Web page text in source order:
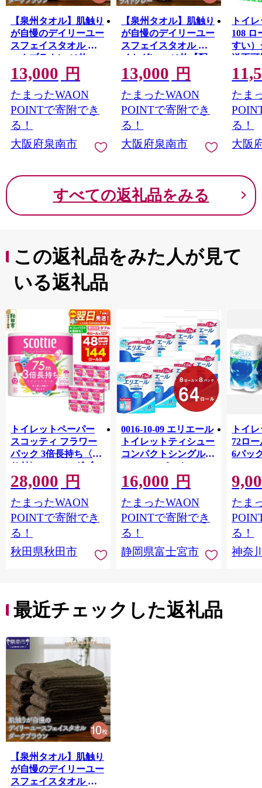
市のまちづくりの拠点とすることをめざしています。
【泉州タオル】肌触り
が自慢のデイリーユー
スフェイスタオル ダ
ークブラウン 10枚
【配送不可地域：北海
道・沖縄・離島】
【039D-246】
13,000 円
たまったWAON
POINTで寄附でき
る！
大阪府泉南市
【泉州タオル】肌触り
が自慢のデイリーユー
スフェイスタオル ラ
イトグレー 10枚【配
送不可地域：北海道・
沖縄・離島】【039D-
262】
13,000 円
たまったWAON
POINTで寄附でき
る！
大阪府泉南市
トイ
108 ロ
すい）
送不
沖縄】
たま
る！
大阪
すべての返礼品をみる
この返礼品をみた人が見て
いる返礼品
トイレットペーパー
スコッティ フラワー
パック 3倍長持ち〈香
り付〉4ロール(ダブ
ル)×12パック 日用品
最短翌日発送 [スコッ
ティ フラワーパック
トイレットペーパー
日本製紙クレシア] 秋
田県秋田市
28,000 円
たまったWAON
POINTで寄附でき
る！
秋田県秋田市
0016-10-09 エリエール
トイレットティシュー
コンパクトシングル 8
ロール×8パック 64ロ
ール 1.5倍巻 82.5m
トイレットペーパー
シングル パルプ100％
香りつき 日用品 消耗
品 備蓄
16,000 円
たまったWAON
POINTで寄附でき
る！
静岡県富士宮市
トイ
72ロ
6パッ
FSCリ
長巻タ
100％
防災
ペー
川県
トペー
たま
る！
神奈
最近チェックした返礼品
【泉州タオル】肌触り
が自慢のデイリーユー
スフェイスタオル ダ